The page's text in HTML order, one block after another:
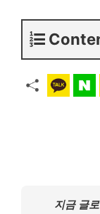
지금 글